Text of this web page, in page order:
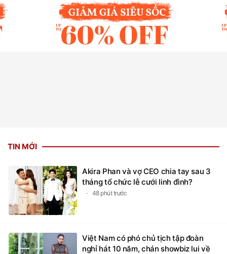
TIN MỚI
Akira Phan và vợ CEO chia tay sau 3
tháng tổ chức lễ cưới linh đình?
48 phút trước
Việt Nam có phó chủ tịch tập đoàn
nghỉ hát 10 năm, chán showbiz lui về